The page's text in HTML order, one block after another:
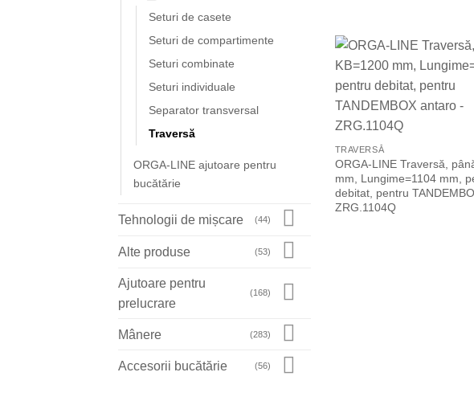
Seturi de casete
Seturi de compartimente
Seturi combinate
Seturi individuale
Separator transversal
Traversă
ORGA-LINE ajutoare pentru
bucătărie
Tehnologii de mișcare (44)
Alte produse (53)
Ajutoare pentru
prelucrare
(168)
Mânere (283)
Accesorii bucătărie (56)
TRAVERSĂ
ORGA-LINE Traversă,
mm, Lungime=1104 mm,
debitat, pentru
ZRG.1104Q